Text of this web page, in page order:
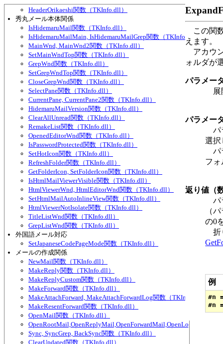
HeaderOrikaeshi関数（TKInfo.dll）
秀丸メール本体関係
IsHidemaruMail関数（TKInfo.dll）
IsHidemaruMailMain, IsHidemaruMailGrep関数（TKInfo.dll）
MainWnd, MainWnd2関数（TKInfo.dll）
SetMainWndTop関数（TKInfo.dll）
GrepWnd関数（TKInfo.dll）
SetGrepWndTop関数（TKInfo.dll）
CloseGrepWnd関数（TKInfo.dll）
SelectPane関数（TKInfo.dll）
CurrentPane, CurrentPane2関数（TKInfo.dll）
HidemaruMailVersion関数（TKInfo.dll）
ClearAllUnread関数（TKInfo.dll）
RemakeList関数（TKInfo.dll）
OpenedEditorWnd関数（TKInfo.dll）
IsPasswordProtected関数（TKInfo.dll）
SetHotIcon関数（TKInfo.dll）
RefreshFolder関数（TKInfo.dll）
GetFolderIcon, SetFolderIcon関数（TKInfo.dll）
IsHtmlMailViewerVisible関数（TKInfo.dll）
HtmlViewerWnd, HtmlEditorWnd関数（TKInfo.dll）
SetHtmlMailAutoInlineView関数（TKInfo.dll）
HtmlViewerNotIsolate関数（TKInfo.dll）
TitleListWnd関数（TKInfo.dll）
GrepListWnd関数（TKInfo.dll）
外国語メール対応
SetJapaneseCodePageMode関数（TKInfo.dll）
メールの作成関係
NewMail関数（TKInfo.dll）
MakeReply関数（TKInfo.dll）
MakeReplyCustom関数（TKInfo.dll）
MakeForward関数（TKInfo.dll）
MakeAttachForward, MakeAttachForwardLog関数（TKInfo.dll）
MakeResentForward関数（TKInfo.dll）
OpenMail関数（TKInfo.dll）
OpenRootMail,OpenReplyMail,OpenForwardMail,OpenLog関数（
Sync, SyncGrep, BackSync関数（TKInfo.dll）
ClearUpdated関数（TKInfo.dll）
この関
えます。
アカウ
ォルダが
パラメー
展
パラメー
パ
選択
パ
フォ
返り値（
パ
（
の0
折
例
#n